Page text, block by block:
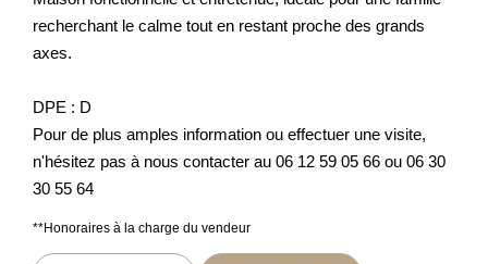
recherchant le calme tout en restant proche des grands
axes.
DPE : D
Pour de plus amples information ou effectuer une visite,
n'hésitez pas à nous contacter au 06 12 59 05 66 ou 06 30
30 55 64
**Honoraires à la charge du vendeur